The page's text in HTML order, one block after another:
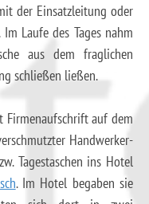
der Einsatzleitung oder
Laufe des Tages nahm
aus dem fraglichen
schließen ließen.
Firmenaufschrift auf dem
Handwerker-
Tagestaschen ins Hotel
. Im Hotel begaben sie